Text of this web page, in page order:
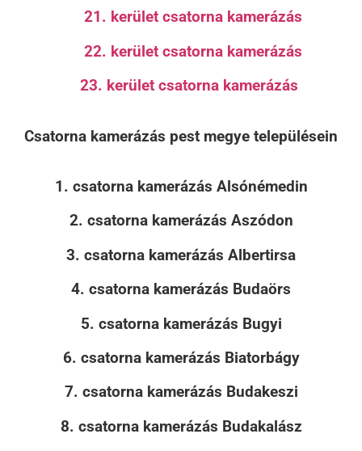
21. kerület csatorna kamerázás
22. kerület csatorna kamerázás
23. kerület csatorna kamerázás
Csatorna kamerázás pest megye településein
1. csatorna kamerázás Alsónémedin
2. csatorna kamerázás Aszódon
3. csatorna kamerázás Albertirsa
4. csatorna kamerázás Budaörs
5. csatorna kamerázás Bugyi
6. csatorna kamerázás Biatorbágy
7. csatorna kamerázás Budakeszi
8. csatorna kamerázás Budakalász